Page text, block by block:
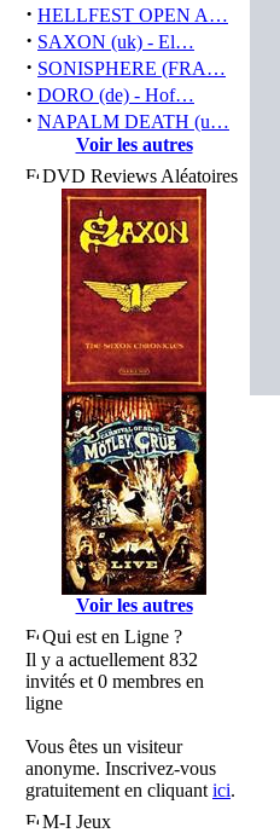
· HELLFEST OPEN A…
· SAXON (uk) - El…
· SONISPHERE (FRA…
· DORO (de) - Hof…
· NAPALM DEATH (u…
Voir les autres
DVD Reviews Aléatoires
Voir les autres
Qui est en Ligne ?
Il y a actuellement 832
invités et 0 membres en
ligne
Vous êtes un visiteur
anonyme. Inscrivez-vous
gratuitement en cliquant ici.
M-I Jeux